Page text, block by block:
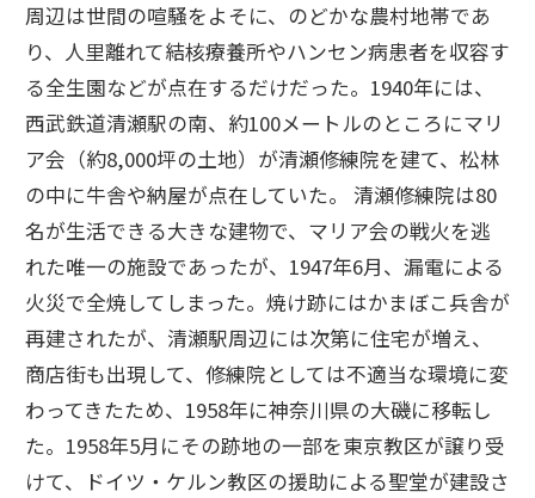
周辺は世間の喧騒をよそに、のどかな農村地帯であ
り、人里離れて結核療養所やハンセン病患者を収容す
る全生園などが点在するだけだった。1940年には、
西武鉄道清瀬駅の南、約100メートルのところにマリ
ア会（約8,000坪の土地）が清瀬修練院を建て、松林
の中に牛舎や納屋が点在していた。 清瀬修練院は80
名が生活できる大きな建物で、マリア会の戦火を逃
れた唯一の施設であったが、1947年6月、漏電による
火災で全焼してしまった。焼け跡にはかまぼこ兵舎が
再建されたが、清瀬駅周辺には次第に住宅が増え、
商店街も出現して、修練院としては不適当な環境に変
わってきたため、1958年に神奈川県の大磯に移転し
た。1958年5月にその跡地の一部を東京教区が譲り受
けて、ドイツ・ケルン教区の援助による聖堂が建設さ